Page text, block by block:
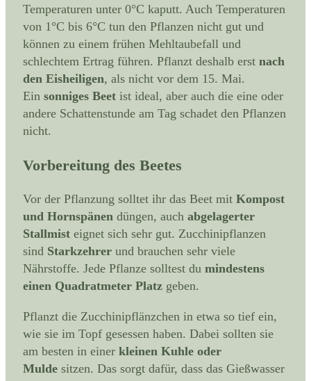
Temperaturen unter 0°C kaputt. Auch Temperaturen
von 1°C bis 6°C tun den Pflanzen nicht gut und
können zu einem frühen Mehltaubefall und
schlechtem Ertrag führen. Pflanzt deshalb erst nach
den Eisheiligen, als nicht vor dem 15. Mai.
Ein sonniges Beet ist ideal, aber auch die eine oder
andere Schattenstunde am Tag schadet den Pflanzen
nicht.
Vorbereitung des Beetes
Vor der Pflanzung solltet ihr das Beet mit Kompost
und Hornspänen düngen, auch abgelagerter
Stallmist eignet sich sehr gut. Zucchinipflanzen
sind Starkzehrer und brauchen sehr viele
Nährstoffe. Jede Pflanze solltest du mindestens
einen Quadratmeter Platz geben.
Pflanzt die Zucchinipflänzchen in etwa so tief ein,
wie sie im Topf gesessen haben. Dabei sollten sie
am besten in einer kleinen Kuhle oder
Mulde sitzen. Das sorgt dafür, dass das Gießwasser